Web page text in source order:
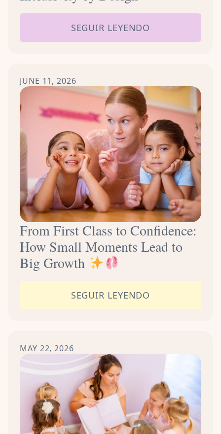
SEGUIR LEYENDO
JUNE 11, 2026
From First Class to Confidence:
How Small Moments Lead to
Big Growth
SEGUIR LEYENDO
MAY 22, 2026